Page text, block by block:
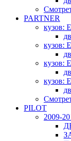
PARTNER
кузов:
кузов:
кузов:
кузов:
PILOT
2009-